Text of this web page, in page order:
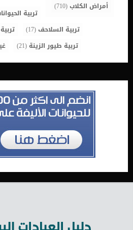
أمراض الكلاب(710)
تربية
تربية السلاحف(17)
تربية طيور الزينة (21)